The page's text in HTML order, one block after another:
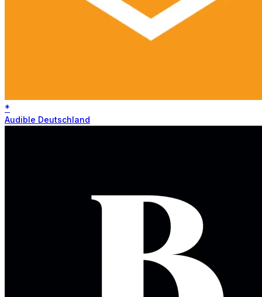
*
Audible Deutschland